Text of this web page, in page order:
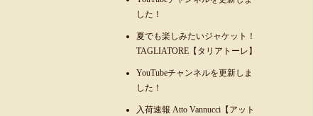
した！
夏でも楽しみたいジャケット！
TAGLIATORE【タリアトーレ】
YouTubeチャンネルを更新しま
した！
入荷速報 Atto Vannucci【アット